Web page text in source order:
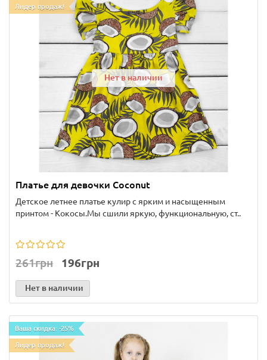
Лидер продаж!
Нет в наличии
Платье для девочки Coconut
Детское летнее платье кулир с ярким и насыщенным
принтом - Кокосы.Мы сшили яркую, функциональную, ст..
261грн 196грн
Нет в наличии
Ваша скидка: -25%
Лидер продаж!